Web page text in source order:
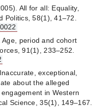
All for all: Equality,
Politics, 58(1), 41–72.
Age, period and cohort
91(1), 233–252.
exceptional,
about the alleged
in Western
Science, 35(1), 149–167.